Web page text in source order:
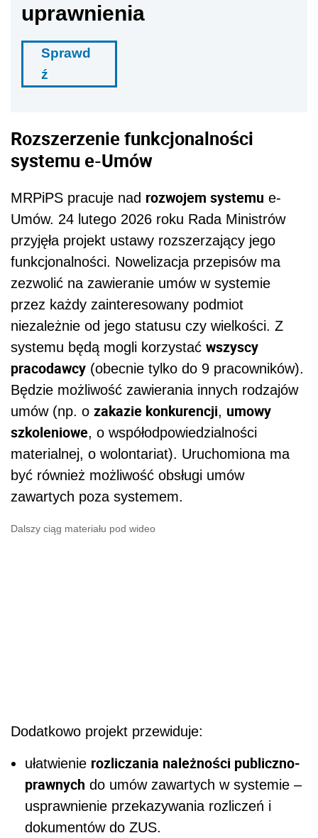
uprawnienia
Sprawd
ź
Rozszerzenie funkcjonalności
systemu e-Umów
MRPiPS pracuje nad rozwojem systemu e-
Umów. 24 lutego 2026 roku Rada Ministrów
przyjęła projekt ustawy rozszerzający jego
funkcjonalności. Nowelizacja przepisów ma
zezwolić na zawieranie umów w systemie
przez każdy zainteresowany podmiot
niezależnie od jego statusu czy wielkości. Z
systemu będą mogli korzystać wszyscy
pracodawcy (obecnie tylko do 9 pracowników).
Będzie możliwość zawierania innych rodzajów
umów (np. o zakazie konkurencji, umowy
szkoleniowe, o współodpowiedzialności
materialnej, o wolontariat). Uruchomiona ma
być również możliwość obsługi umów
zawartych poza systemem.
Dalszy ciąg materiału pod wideo
Dodatkowo projekt przewiduje:
ułatwienie rozliczania należności publiczno-
prawnych do umów zawartych w systemie –
usprawnienie przekazywania rozliczeń i
dokumentów do ZUS.